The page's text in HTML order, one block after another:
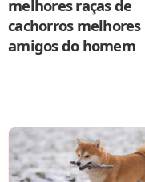
melhores raças de
cachorros melhores
amigos do homem